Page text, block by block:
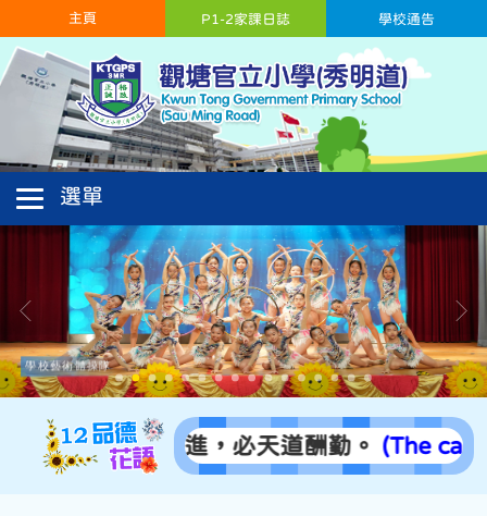
主頁 學校通告
P1-2家課日誌
學校藝術體操隊
只要勤力上進，必天道酬勤。(The cactus